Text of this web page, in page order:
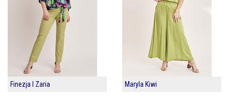
Finezja I Zaria Maryla Kiwi